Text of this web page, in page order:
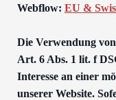
Webflow: EU &
Die Verwendung
Art. 6 Abs. 1 lit. f
Interesse an einer
unserer Website.